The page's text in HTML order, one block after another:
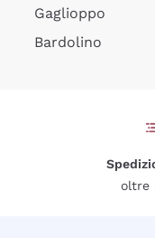
Gaglioppo
Bardolino
oltre